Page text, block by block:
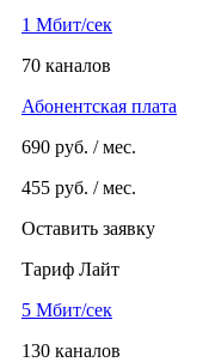
1 Мбит/сек
70 каналов
Абонентская плата
690 руб. / мес.
455 руб. / мес.
Оставить заявку
Тариф Лайт
5 Мбит/сек
130 каналов